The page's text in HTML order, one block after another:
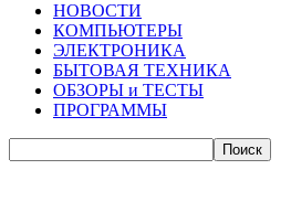
НОВОСТИ
КОМПЬЮТЕРЫ
ЭЛЕКТРОНИКА
БЫТОВАЯ ТЕХНИКА
ОБЗОРЫ и ТЕСТЫ
ПРОГРАММЫ
Поиск